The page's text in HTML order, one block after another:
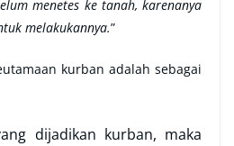
menetes ke tanah, karenanya
melakukannya.”
kurban adalah sebagai
dijadikan kurban, maka